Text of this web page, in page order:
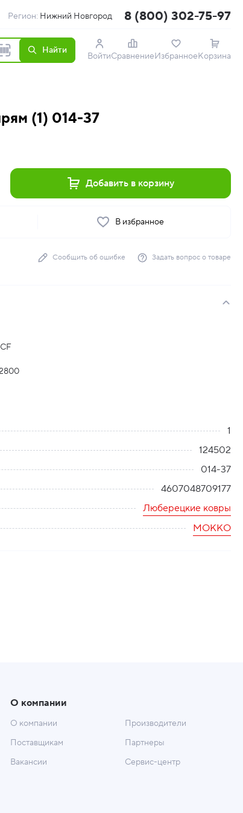
Регион: Нижний Новгород 8 (800) 302-75-97
Найти
ВойтиСравнениеИзбранноеКорзина
(1) 014-37
Добавить в корзину
В избранное
Сообщить об ошибке Задать вопрос о товаре
1
124502
014-37
4607048709177
Люберецкие ковры
МОККО
О компании
О компании
Поставщикам
Вакансии
Производители
Партнеры
Сервис-центр